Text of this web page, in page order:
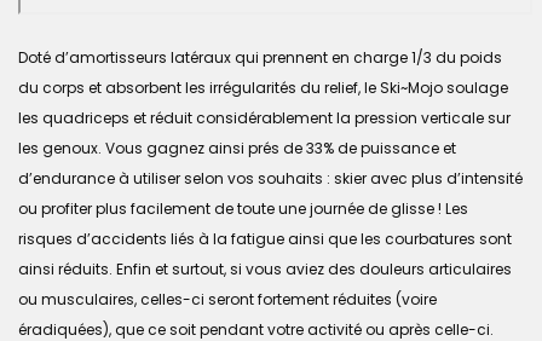
Doté d’amortisseurs latéraux qui prennent en charge 1/3 du poids
du corps et absorbent les irrégularités du relief, le Ski~Mojo soulage
les quadriceps et réduit considérablement la pression verticale sur
les genoux. Vous gagnez ainsi prés de 33% de puissance et
d’endurance à utiliser selon vos souhaits : skier avec plus d’intensité
ou profiter plus facilement de toute une journée de glisse ! Les
risques d’accidents liés à la fatigue ainsi que les courbatures sont
ainsi réduits. Enfin et surtout, si vous aviez des douleurs articulaires
ou musculaires, celles-ci seront fortement réduites (voire
éradiquées), que ce soit pendant votre activité ou après celle-ci.